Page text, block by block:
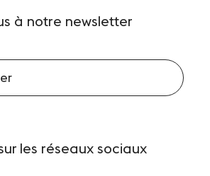
à notre newsletter
les réseaux sociaux